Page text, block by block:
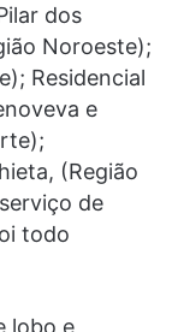
dos
Noroeste);
Residencial
e
(Região
de
todo
lobo e